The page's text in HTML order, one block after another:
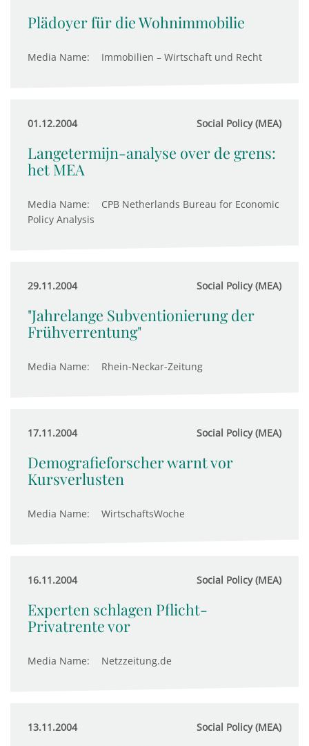
Plädoyer für die Wohnimmobilie
Media Name: Immobilien – Wirtschaft und Recht
01.12.2004 Social Policy (MEA)
Langetermijn-analyse over de grens:
het MEA
Media Name:
CPB Netherlands Bureau for Economic
Policy Analysis
29.11.2004 Social Policy (MEA)
"Jahrelange Subventionierung der
Frühverrentung"
Media Name: Rhein-Neckar-Zeitung
17.11.2004 Social Policy (MEA)
Demografieforscher warnt vor
Kursverlusten
Media Name: WirtschaftsWoche
16.11.2004 Social Policy (MEA)
Experten schlagen Pflicht-
Privatrente vor
Media Name: Netzzeitung.de
13.11.2004 Social Policy (MEA)